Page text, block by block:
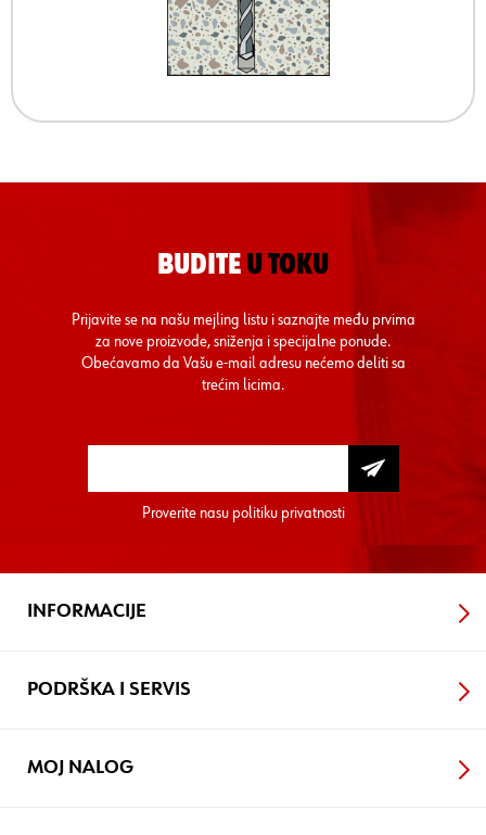
BUDITE U TOKU
Prijavite se na našu mejling listu i saznajte među prvima
za nove proizvode, sniženja i specijalne ponude.
Obećavamo da Vašu e-mail adresu nećemo deliti sa
trećim licima.
Proverite nasu politiku privatnosti
INFORMACIJE
PODRŠKA I SERVIS
MOJ NALOG